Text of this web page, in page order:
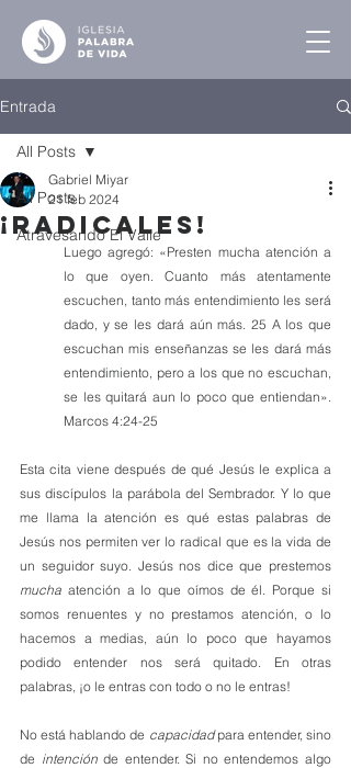
Entrada
All Posts
Atravesando El Valle
All Posts
¡Radicales!
Gabriel Miyar
21 feb 2024
Luego agregó: «Presten mucha atención a
lo que oyen. Cuanto más atentamente
escuchen, tanto más entendimiento les será
dado, y se les dará aún más. 25 A los que
escuchan mis enseñanzas se les dará más
entendimiento, pero a los que no escuchan,
se les quitará aun lo poco que entiendan».
Marcos 4:24-25
Esta cita viene después de qué Jesús le explica a
sus discípulos la parábola del Sembrador. Y lo que
me llama la atención es qué estas palabras de
Jesús nos permiten ver lo radical que es la vida de
mucha atención a lo que oímos de él. Porque si
somos renuentes y no prestamos atención, o lo
hacemos a medias, aún lo poco que hayamos
podido entender nos será quitado. En otras
palabras, ¡o le entras con todo o no le entras!
No está hablando de capacidad para entender, sino
de intención de entender. Si no entendemos algo